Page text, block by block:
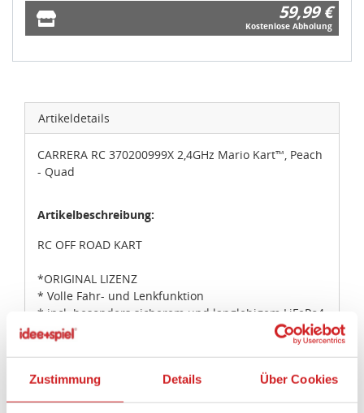
Zustimmung Details Über Cookies
59,99 €
Kostenlose Abholung
Artikeldetails
CARRERA RC 370200999X 2,4GHz Mario Kart™, Peach
- Quad
Artikelbeschreibung:
RC OFF ROAD KART
*ORIGINAL LIZENZ
* Volle Fahr- und Lenkfunktion
* incl. besonders sicherem und langlebigem LiFePo4
AKKU
* incl. EXTRA 1A USB-SCHNELLLADEKABEL
* Luftreifen